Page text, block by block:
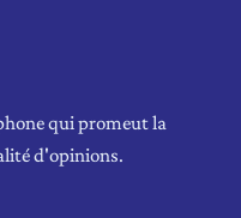
qui promeut la
d'opinions.